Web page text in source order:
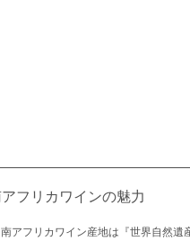
フリカワインの魅力
アフリカワイン産地は『世界自然遺